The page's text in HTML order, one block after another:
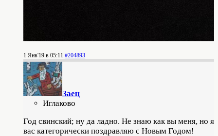
1 Янв'19 в 05:11 #204893
Заец
Иглаково
Год свинский; ну да ладно. Не знаю как вы меня, но я
вас категорически поздравляю с Новым Годом!